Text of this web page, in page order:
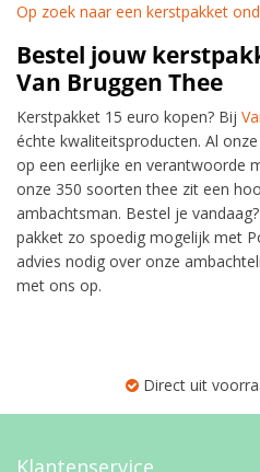
Op zoek naar een kerstpakket
Bestel jouw
Van Bruggen Thee
Kerstpakket 15 euro kopen? Bij
échte kwaliteitsproducten. Al
op een eerlijke en verantwoorde
onze 350 soorten thee zit een
ambachtsman. Bestel je
pakket zo spoedig mogelijk met
advies nodig over onze
met ons op.
Direct uit
Klantenservice